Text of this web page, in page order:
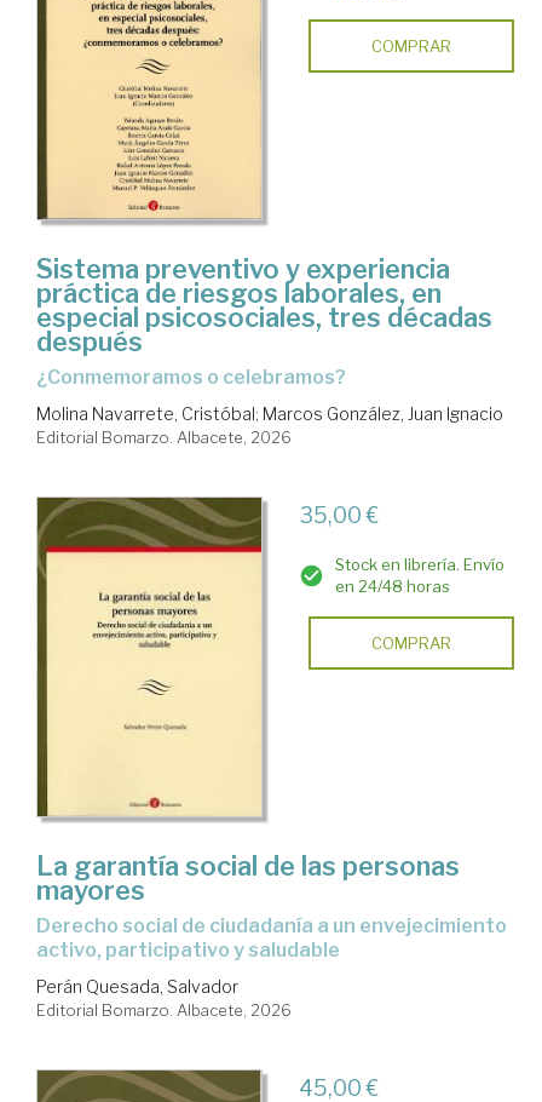
COMPRAR
Sistema preventivo y experiencia
práctica de riesgos laborales, en
especial psicosociales, tres décadas
después
¿conmemoramos o celebramos?
Molina Navarrete, Cristóbal; Marcos González, Juan Ignacio
Editorial Bomarzo. Albacete, 2026
35,00 €
Stock en librería. Envío
en 24/48 horas
COMPRAR
La garantía social de las personas
mayores
Derecho social de ciudadanía a un envejecimiento
activo, participativo y saludable
Perán Quesada, Salvador
Editorial Bomarzo. Albacete, 2026
45,00 €